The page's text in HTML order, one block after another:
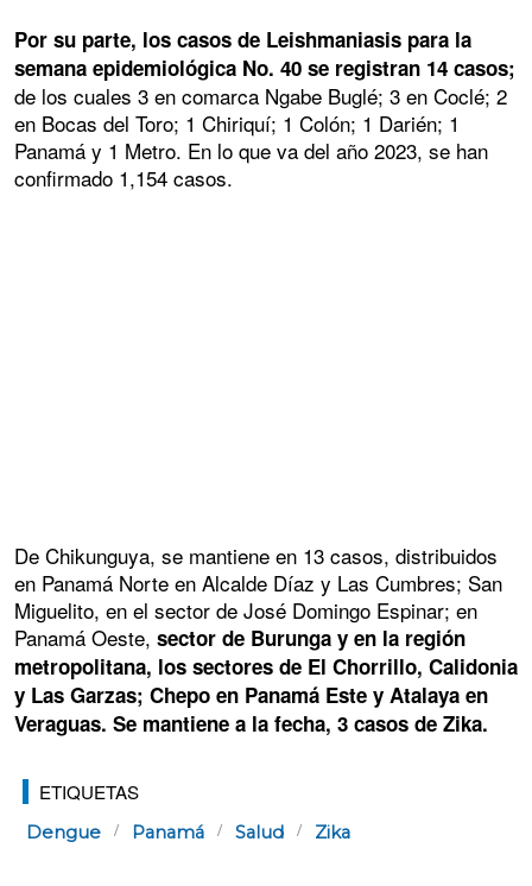
Por su parte, los casos de Leishmaniasis para la
semana epidemiológica No. 40 se registran 14 casos;
de los cuales 3 en comarca Ngabe Buglé; 3 en Coclé; 2
en Bocas del Toro; 1 Chiriquí; 1 Colón; 1 Darién; 1
Panamá y 1 Metro. En lo que va del año 2023, se han
confirmado 1,154 casos.
De Chikunguya, se mantiene en 13 casos, distribuidos
en Panamá Norte en Alcalde Díaz y Las Cumbres; San
Miguelito, en el sector de José Domingo Espinar; en
Panamá Oeste, sector de Burunga y en la región
metropolitana, los sectores de El Chorrillo, Calidonia
y Las Garzas; Chepo en Panamá Este y Atalaya en
Veraguas. Se mantiene a la fecha, 3 casos de Zika.
ETIQUETAS
Dengue Panamá Salud Zika